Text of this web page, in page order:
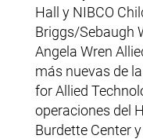
Hall y NIBCO
Briggs/Sebaugh
Angela Wren
más nuevas de
for Allied
operaciones del
Burdette Center